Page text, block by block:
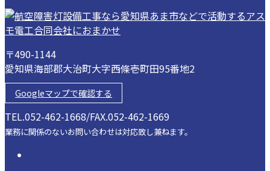
〒490-1144
愛知県海部郡大治町大字西條壱町田95番地2
Googleマップで確認する
TEL.052-462-1668/FAX.052-462-1669
業務に関係のないお問い合わせは対応致し兼ねます。